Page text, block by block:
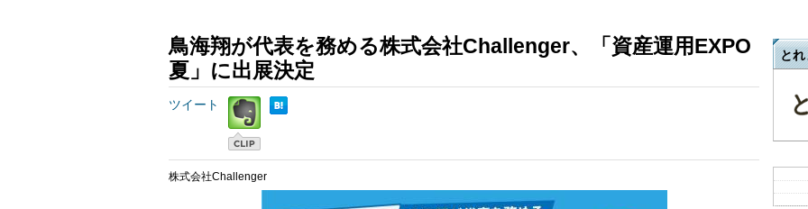
鳥海翔が代表を務める株式会社Challenger、「資産運用EXPO
夏」に出展決定
ツイート
株式会社Challenger
とれ